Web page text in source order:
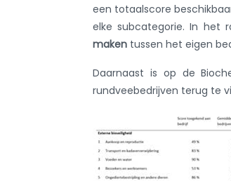
een totaalscore
elke subcategorie. In het
maken tussen het eigen
Daarnaast is op de
rundveebedrijven terug te